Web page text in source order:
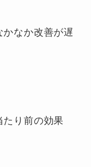
なか改善が遅
り前の効果